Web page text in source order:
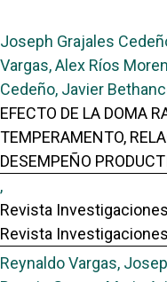
Joseph Grajales
Vargas, Alex Ríos
Cedeño, Javier
EFECTO DE LA DOMA
TEMPERAMENTO,
DESEMPEÑO
,
Revista
Revista
Reynaldo Vargas,